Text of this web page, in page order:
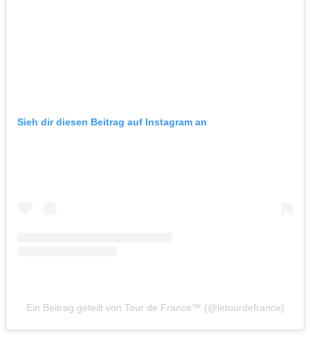
Sieh dir diesen Beitrag auf Instagram an
Ein Beitrag geteilt von Tour de France™ (@letourdefrance)